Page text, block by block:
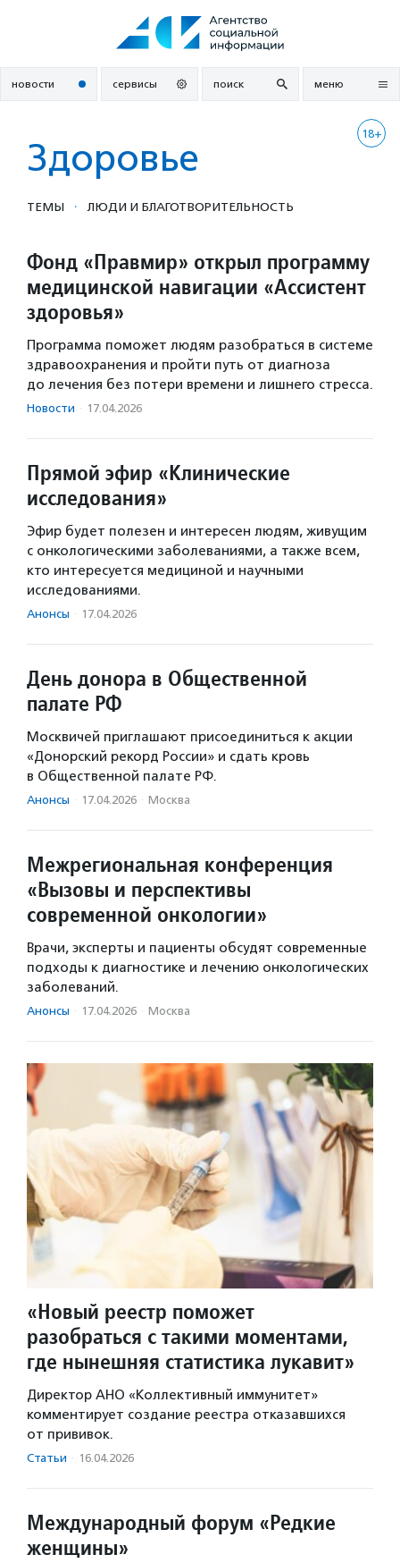
новости сервисы поиск меню
18+
Здоровье
ТЕМЫ · ЛЮДИ И БЛАГОТВОРИ­ТЕЛЬ­НОСТЬ
Фонд «Правмир» открыл программу
медицинской навигации «Ассистент
здоровья»
Программа поможет людям разобраться в системе
здравоохранения и пройти путь от диагноза
до лечения без потери времени и лишнего стресса.
Новости · 17.04.2026
Прямой эфир «Клинические
исследования»
Эфир будет полезен и интересен людям, живущим
с онкологическими заболеваниями, а также всем,
кто интересуется медициной и научными
исследованиями.
Анонсы · 17.04.2026
День донора в Общественной
палате РФ
Москвичей приглашают присоединиться к акции
«Донорский рекорд России» и сдать кровь
в Общественной палате РФ.
Анонсы · 17.04.2026 · Москва
Межрегиональная конференция
«Вызовы и перспективы
современной онкологии»
Врачи, эксперты и пациенты обсудят современные
подходы к диагностике и лечению онкологических
заболеваний.
Анонсы · 17.04.2026 · Москва
«Новый реестр поможет
разобраться с такими моментами,
где нынешняя статистика лукавит»
Директор АНО «Коллективный иммунитет»
комментирует создание реестра отказавшихся
от прививок.
Статьи · 16.04.2026
Международный форум «Редкие
женщины»